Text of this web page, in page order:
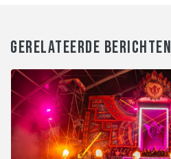
GERELATEERDE BERICHTEN